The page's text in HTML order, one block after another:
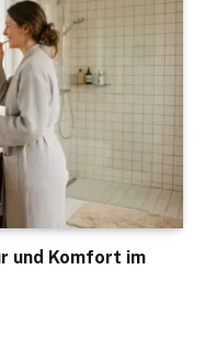
und Komfort im